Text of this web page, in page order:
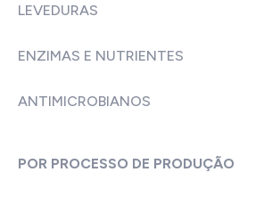
LEVEDURAS
ENZIMAS E NUTRIENTES
ANTIMICROBIANOS
POR PROCESSO DE PRODUÇÃO